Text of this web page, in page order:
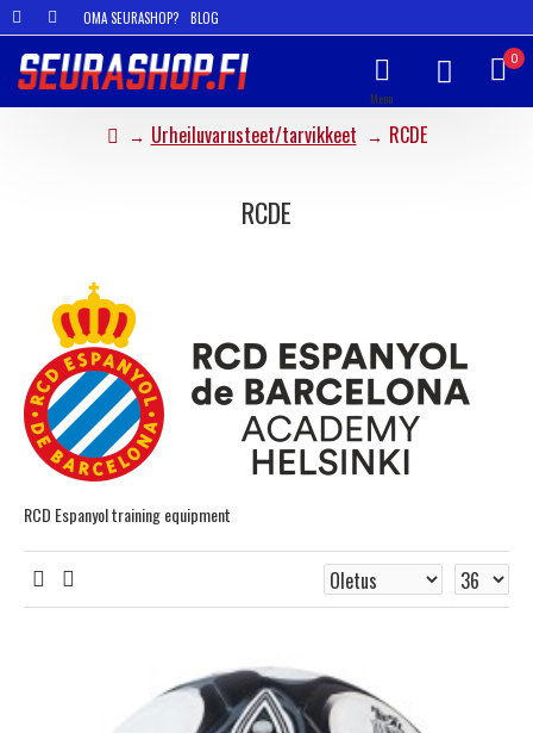
OMA SEURASHOP? BLOG
0
Urheiluvarusteet/tarvikkeet RCDE
RCDE
RCD Espanyol training equipment